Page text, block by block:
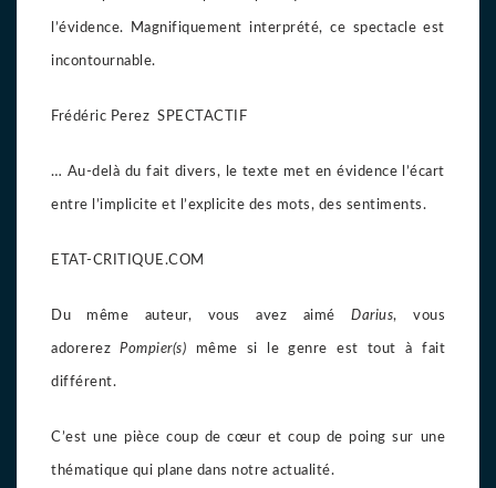
l’évidence. Magnifiquement interprété, ce spectacle est
incontournable.
Frédéric Perez SPECTACTIF
… Au-delà du fait divers, le texte met en évidence l’écart
entre l’implicite et l’explicite des mots, des sentiments.
ETAT-CRITIQUE.COM
Du même auteur, vous avez aiméDarius, vous
adorerezPompier(s) même si le genre est tout à fait
différent.
C’est une pièce coup de cœur et coup de poing sur une
thématique qui plane dans notre actualité.